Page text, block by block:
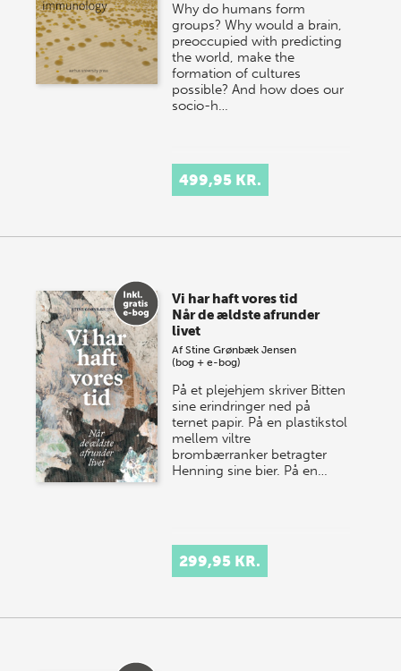
Why do humans form
groups? Why would a brain,
preoccupied with predicting
the world, make the
formation of cultures
possible? And how does our
socio-h…
499,95 KR.
Vi har haft vores tid
Når de ældste afrunder
livet
AfStine Grønbæk Jensen
(bog + e-bog)
På et plejehjem skriver Bitten
sine erindringer ned på
ternet papir. På en plastikstol
mellem viltre
brombærranker betragter
Henning sine bier. På en…
299,95 KR.